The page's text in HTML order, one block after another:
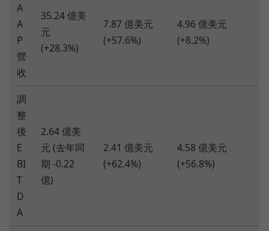
A
A
P
營
收
35.24 億美
元
(+28.3%)
7.87 億美元
(+57.6%)
4.96 億美元
(+8.2%)
調
整
後
E
BI
T
D
A
2.64 億美
元 (去年同
期 -0.22
億)
2.41 億美元
(+62.4%)
4.58 億美元
(+56.8%)